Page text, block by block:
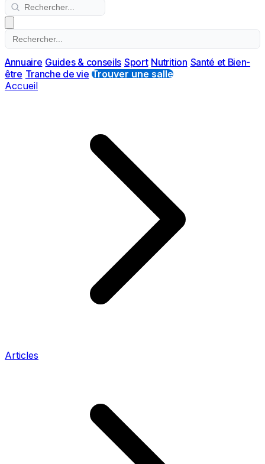
Annuaire Guides & conseils Sport Nutrition Santé et Bien-
être Tranche de vie Trouver une salle
Accueil
Articles